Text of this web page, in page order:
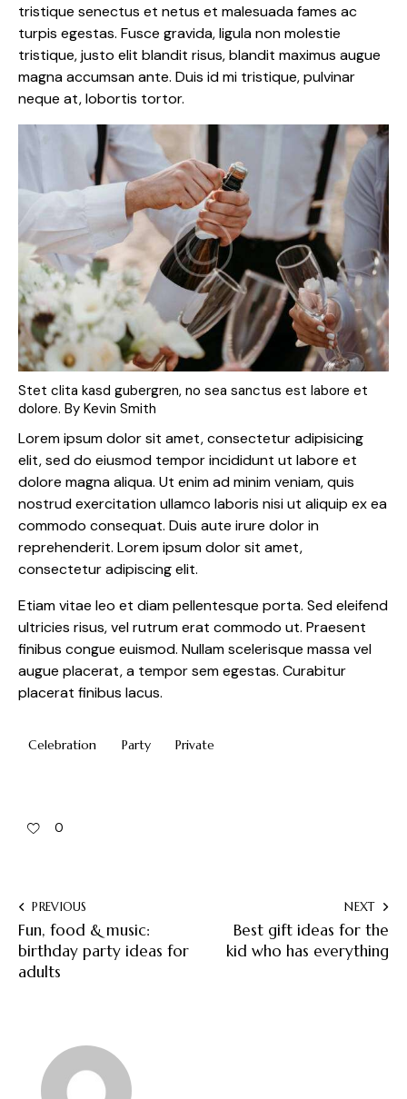
tristique senectus et netus et malesuada fames ac
turpis egestas. Fusce gravida, ligula non molestie
tristique, justo elit blandit risus, blandit maximus augue
magna accumsan ante. Duis id mi tristique, pulvinar
neque at, lobortis tortor.
Stet clita kasd gubergren, no sea sanctus est labore et
dolore. By Kevin Smith
Lorem ipsum dolor sit amet, consectetur adipisicing
elit, sed do eiusmod tempor incididunt ut labore et
dolore magna aliqua. Ut enim ad minim veniam, quis
nostrud exercitation ullamco laboris nisi ut aliquip ex ea
commodo consequat. Duis aute irure dolor in
reprehenderit. Lorem ipsum dolor sit amet,
consectetur adipiscing elit.
Etiam vitae leo et diam pellentesque porta. Sed eleifend
ultricies risus, vel rutrum erat commodo ut. Praesent
finibus congue euismod. Nullam scelerisque massa vel
augue placerat, a tempor sem egestas. Curabitur
placerat finibus lacus.
Celebration Party Private
0
PREVIOUS
Fun, food & music:
birthday party ideas for
adults
NEXT
Best gift ideas for the
kid who has everything